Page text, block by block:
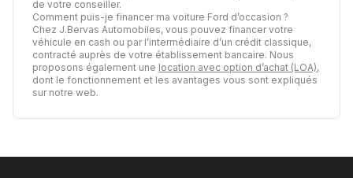
de votre conseiller.
Comment puis-je financer ma voiture Ford d’occasion ?
Chez J.Bervas Automobiles, vous pouvez financer votre
véhicule en cash ou par l’intermédiaire d’un crédit classique,
contracté auprès de votre établissement bancaire. Nous
proposons également une location avec option d’achat (LOA),
dont le fonctionnement et les avantages vous sont expliqués
sur notre web.